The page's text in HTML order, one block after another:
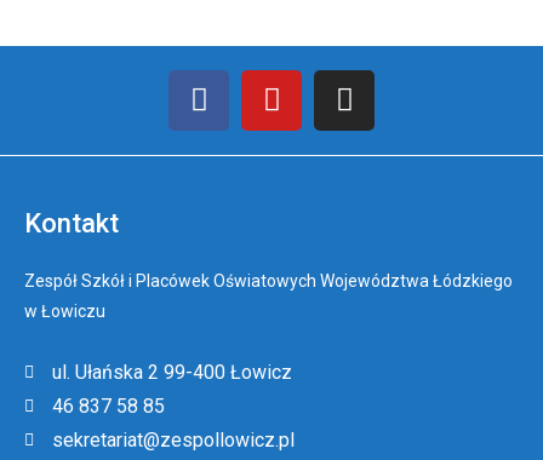
Kontakt
Zespół Szkół i Placówek Oświatowych Województwa Łódzkiego
w Łowiczu
ul. Ułańska 2 99-400 Łowicz
46 837 58 85
sekretariat@zespollowicz.pl